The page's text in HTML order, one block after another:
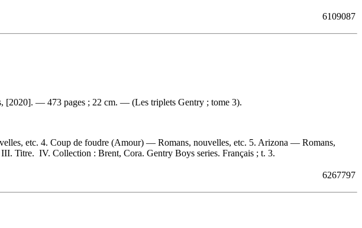
6109087
[2020]. — 473 pages ; 22 cm. — (Les triplets Gentry ; tome 3).
etc. 4. Coup de foudre (Amour) — Romans, nouvelles, etc. 5. Arizona — Romans,
Titre. IV. Collection : Brent, Cora. Gentry Boys series. Français ; t. 3.
6267797